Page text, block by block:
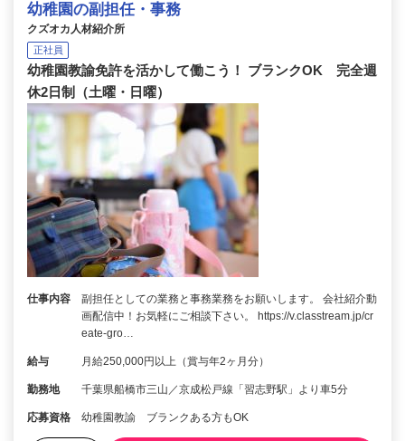
幼稚園の副担任・事務
クズオカ人材紹介所
正社員
幼稚園教諭免許を活かして働こう！ ブランクOK 完全週
休2日制（土曜・日曜）
仕事内容
副担任としての業務と事務業務をお願いします。 会社紹介動
画配信中！お気軽にご相談下さい。 https://v.classtream.jp/cr
eate-gro…
給与 月給250,000円以上（賞与年2ヶ月分）
勤務地 千葉県船橋市三山／京成松戸線「習志野駅」より車5分
応募資格 幼稚園教諭 ブランクある方もOK